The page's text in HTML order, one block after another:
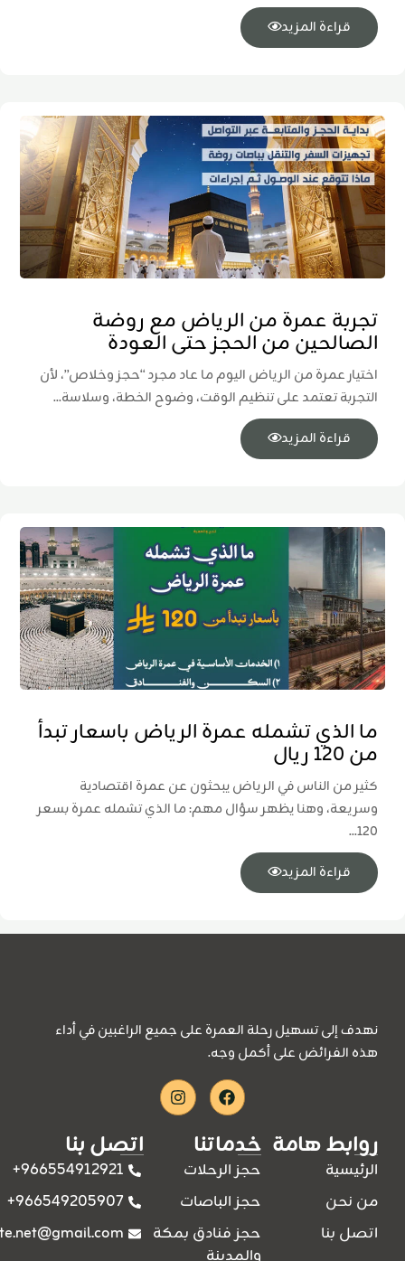
قراءة المزيد
تجربة عمرة من الرياض مع روضة
الصالحين من الحجز حتى العودة
اختيار عمرة من الرياض اليوم ما عاد مجرد “حجز وخلاص”، لأن
التجربة تعتمد على تنظيم الوقت، وضوح الخطة، وسلاسة...
قراءة المزيد
ما الذي تشمله عمرة الرياض باسعار تبدأ
من 120 ريال
كثير من الناس في الرياض يبحثون عن عمرة اقتصادية
وسريعة، وهنا يظهر سؤال مهم: ما الذي تشمله عمرة بسعر
120...
قراءة المزيد
نهدف إلى تسهيل رحلة العمرة على جميع الراغبين في أداء
هذه الفرائض على أكمل وجه.
Facebook
Instagram
روابط هامة
الرئيسية
من نحن
اتصل بنا
خدماتنا
حجز الرحلات
حجز الباصات
حجز فنادق بمكة
والمدينة
اتصل بنا
966554912921+
966549205907+